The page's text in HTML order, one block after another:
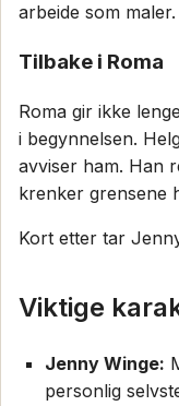
arbeide som maler.
Tilbake i Roma
Roma gir ikke
i begynnelsen.
avviser ham. Han
krenker grensene
Kort etter tar
Viktige
Jenny Winge:
personlig